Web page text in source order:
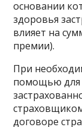
основании
здоровья
влияет на
премии).
При
помощью для
договоре